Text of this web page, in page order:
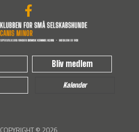
Bærkær 6, Vind
Bliv medlem
Kalender
COPYRIGHT © 2026